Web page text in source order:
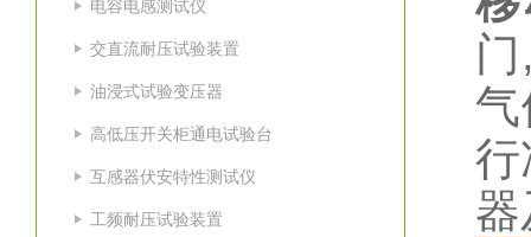
电容电感测试仪
交直流耐压试验装置
油浸式试验变压器
高低压开关柜通电试验台
互感器伏安特性测试仪
工频耐压试验装置
行